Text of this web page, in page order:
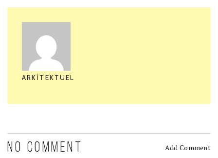
ARKITEKTUEL
NO COMMENT Add Comment